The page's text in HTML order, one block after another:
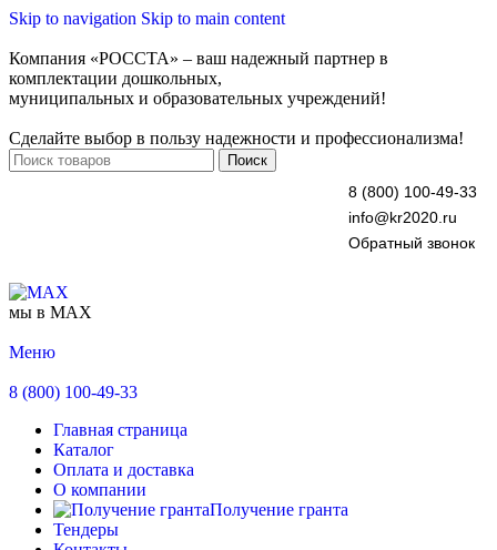
Skip to navigation Skip to main content
Компания «РОССТА» – ваш надежный партнер в
комплектации дошкольных,
муниципальных и образовательных учреждений!
Сделайте выбор в пользу надежности и профессионализма!
Поиск
8 (800) 100-49-33
info@kr2020.ru
Обратный звонок
мы в MAX
Меню
8 (800) 100-49-33
Главная страница
Каталог
Оплата и доставка
О компании
Получение гранта
Тендеры